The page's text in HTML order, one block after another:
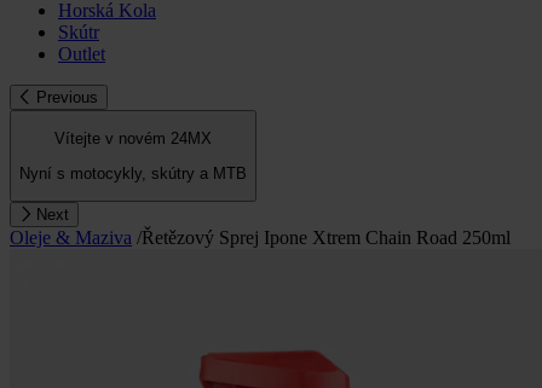
Horská Kola
Skútr
Outlet
Previous
Vítejte v novém 24MX
Nyní s motocykly, skútry a MTB
Next
Oleje & Maziva /Řetězový Sprej Ipone Xtrem Chain Road 250ml